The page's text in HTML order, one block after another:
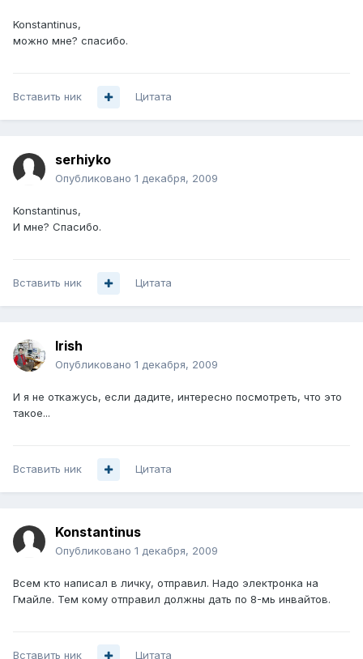
Konstantinus,
можно мне? спасибо.
Вставить ник Цитата
serhiyko
Опубликовано 1 декабря, 2009
Konstantinus,
И мне? Спасибо.
Вставить ник Цитата
Irish
Опубликовано 1 декабря, 2009
И я не откажусь, если дадите, интересно посмотреть, что это
такое...
Вставить ник Цитата
Konstantinus
Опубликовано 1 декабря, 2009
Всем кто написал в личку, отправил. Надо электронка на
Гмайле. Тем кому отправил должны дать по 8-мь инвайтов.
Вставить ник Цитата